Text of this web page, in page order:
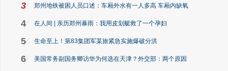
3 郑州地铁被困人员口述：车厢外水有一人多高 车厢内缺氧
4 在人间 | 亲历郑州暴雨：我用皮划艇救了一个孕妇
5 生命至上！第83集团军某旅紧急实施爆破分洪
6 美国常务副国务卿访华为何选在天津？外交部：两个原因